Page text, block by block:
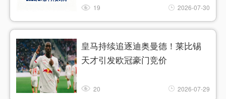
19 2026-07-30
皇马持续追逐迪奥曼德！莱比锡
天才引发欧冠豪门竞价
20 2026-07-29